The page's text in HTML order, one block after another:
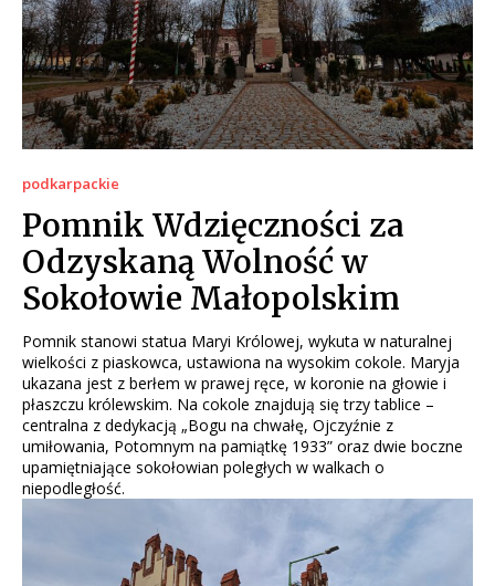
podkarpackie
Pomnik Wdzięczności za
Odzyskaną Wolność w
Sokołowie Małopolskim
Pomnik stanowi statua Maryi Królowej, wykuta w naturalnej
wielkości z piaskowca, ustawiona na wysokim cokole. Maryja
ukazana jest z berłem w prawej ręce, w koronie na głowie i
płaszczu królewskim. Na cokole znajdują się trzy tablice –
centralna z dedykacją „Bogu na chwałę, Ojczyźnie z
umiłowania, Potomnym na pamiątkę 1933” oraz dwie boczne
upamiętniające sokołowian poległych w walkach o
niepodległość.